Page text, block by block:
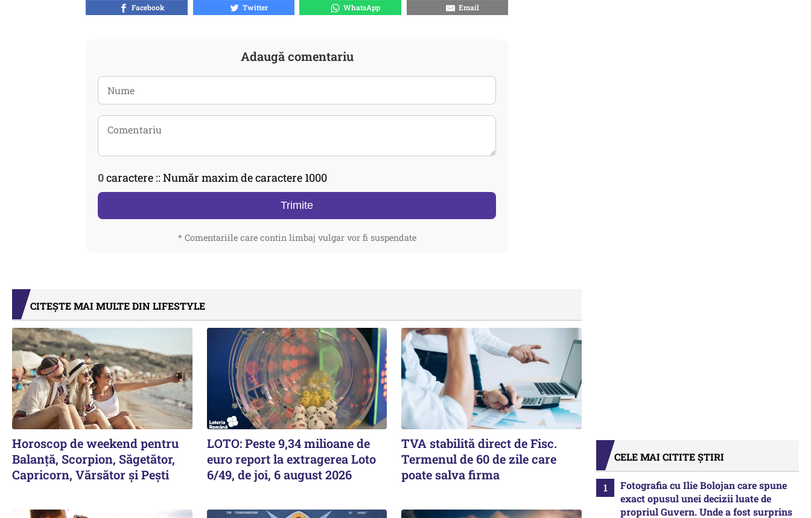
Facebook Twitter WhatsApp Email
Adaugă comentariu
0caractere :: Număr maxim de caractere 1000
Trimite
* Comentariile care contin limbaj vulgar vor fi suspendate
CITEȘTE MAI MULTE DIN LIFESTYLE
Horoscop de weekend pentru
Balanță, Scorpion, Săgetător,
Capricorn, Vărsător și Pești
LOTO: Peste 9,34 milioane de
euro report la extragerea Loto
6/49, de joi, 6 august 2026
TVA stabilită direct de Fisc.
Termenul de 60 de zile care
poate salva firma
CELE MAI CITITE ȘTIRI
Fotografia cu Ilie Bolojan care spune
exact opusul unei decizii luate de
propriul Guvern. Unde a fost surprins